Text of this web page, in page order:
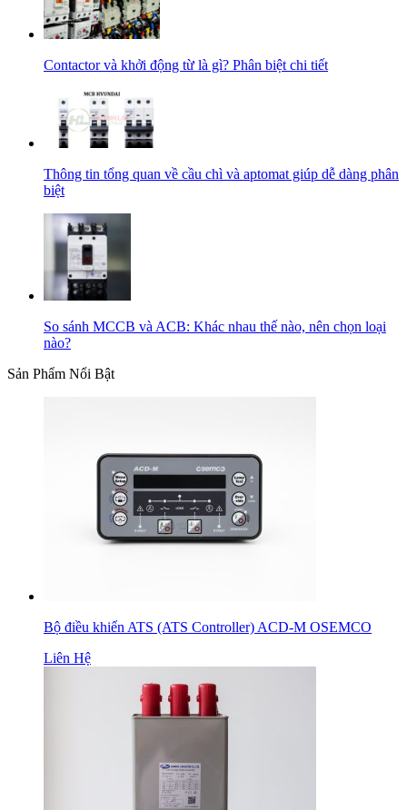
Contactor và khởi động từ là gì? Phân biệt chi tiết
Thông tin tổng quan về cầu chì và aptomat giúp dễ dàng phân
biệt
So sánh MCCB và ACB: Khác nhau thế nào, nên chọn loại
nào?
Sản Phẩm Nổi Bật
Bộ điều khiển ATS (ATS Controller) ACD-M OSEMCO
Liên Hệ